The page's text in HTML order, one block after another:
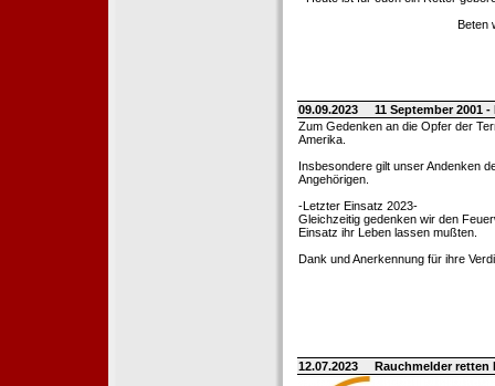
Beten
09.09.2023
11 September 2001
Zum Gedenken an die Opfer der
Amerika.
Insbesondere gilt unser Andenken
Angehörigen.
-Letzter Einsatz 2023-
Gleichzeitig gedenken wir den
Einsatz ihr Leben lassen mußten.
Dank und Anerkennung für ihre
12.07.2023 Rauchmelder retten